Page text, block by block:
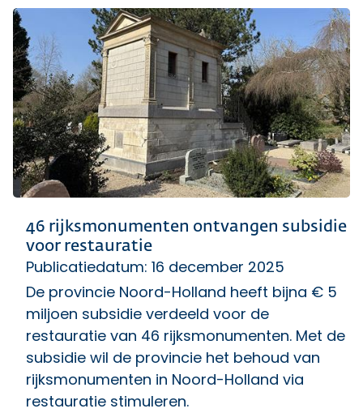
46 rijksmonumenten ontvangen subsidie
voor restauratie
Publicatiedatum: 16 december 2025
De provincie Noord-Holland heeft bijna € 5
miljoen subsidie verdeeld voor de
restauratie van 46 rijksmonumenten. Met de
subsidie wil de provincie het behoud van
rijksmonumenten in Noord-Holland via
restauratie stimuleren.